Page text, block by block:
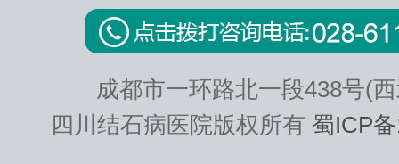
成都市一环路北一段438号(
四川结石病医院版权所有 蜀ICP